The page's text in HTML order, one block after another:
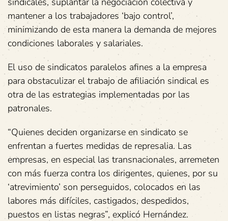
mantener a los trabajadores ‘bajo control’,
minimizando de esta manera la demanda de mejores
condiciones laborales y salariales.
El uso de sindicatos paralelos afines a la empresa
para obstaculizar el trabajo de afiliación sindical es
otra de las estrategias implementadas por las
patronales.
“Quienes deciden organizarse en sindicato se
enfrentan a fuertes medidas de represalia. Las
empresas, en especial las transnacionales, arremeten
con más fuerza contra los dirigentes, quienes, por su
‘atrevimiento’ son perseguidos, colocados en las
labores más difíciles, castigados, despedidos,
puestos en listas negras”, explicó Hernández.